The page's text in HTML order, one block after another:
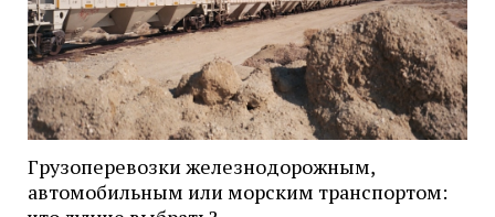
Грузоперевозки железнодорожным,
автомобильным или морским транспортом: